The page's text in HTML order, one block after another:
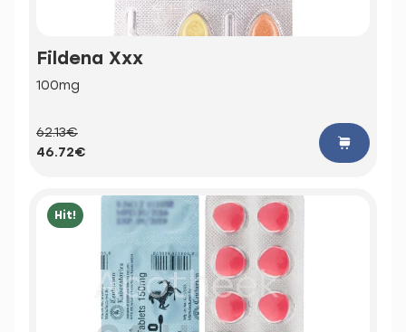
Fildena Xxx
100mg
62.13€
46.72€
Hit!